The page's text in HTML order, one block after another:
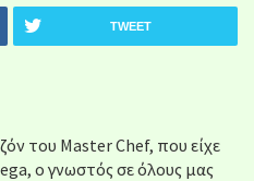
TWEET
του Master Chef, που είχε
ο γνωστός σε όλους μας